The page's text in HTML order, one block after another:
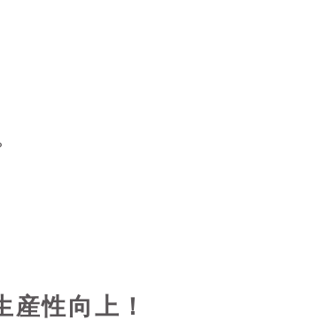
性向上！